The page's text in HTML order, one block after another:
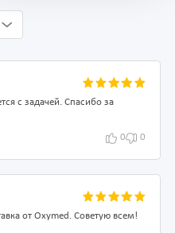
с задачей. Спасибо за
0 0
от Oxymed. Советую всем!